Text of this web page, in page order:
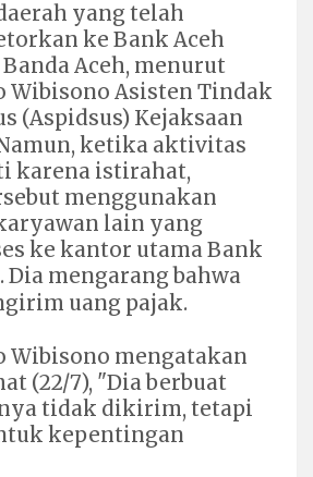
yang telah
ke Bank Aceh
Aceh, menurut
Wibisono Asisten Tindak
(Aspidsus) Kejaksaan
ketika aktivitas
karena istirahat,
menggunakan
lain yang
ke kantor utama Bank
Dia mengarang bahwa
uang pajak.
Wibisono mengatakan
(22/7), "Dia berbuat
tidak dikirim, tetapi
kepentingan